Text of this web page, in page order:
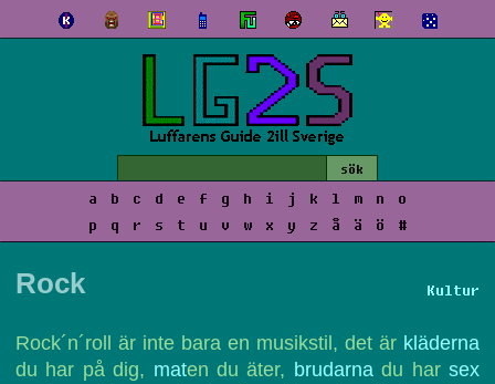
a b c d e f g h i j k l m n
o
p
q r s t u v w x y z å ä ö #
Kultur
Rock
Rock´n´roll är inte bara en musikstil, det är kläderna
du har på dig, maten du äter, brudarnadu harsex